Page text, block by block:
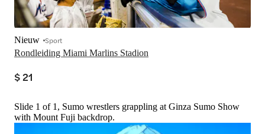
Rondleiding Miami Marlins Stadion
Nieuw Sport
$ 21
Slide 1 of 1, Sumo wrestlers grappling at Ginza Sumo Show
with Mount Fuji backdrop.